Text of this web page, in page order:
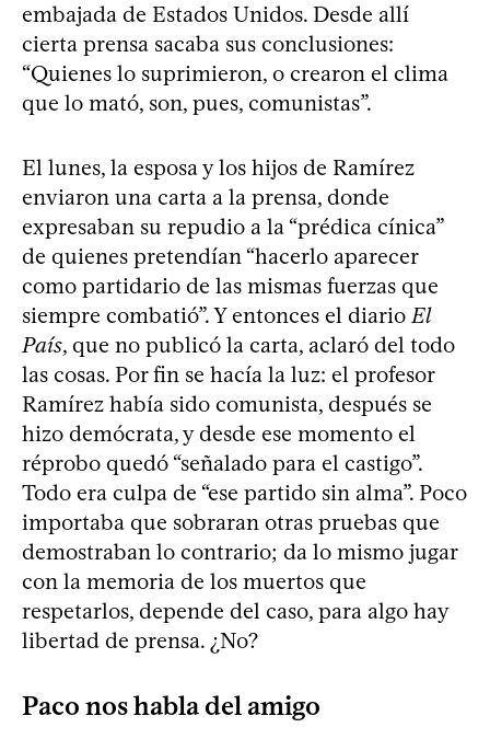
embajada de Estados Unidos. Desde allí
cierta prensa sacaba sus conclusiones:
“Quienes lo suprimieron, o crearon el clima
que lo mató, son, pues, comunistas”.
El lunes, la esposa y los hijos de Ramírez
enviaron una carta a la prensa, donde
expresaban su repudio a la “prédica cínica”
de quienes pretendían “hacerlo aparecer
como partidario de las mismas fuerzas que
siempre combatió”. Y entonces el diarioEl
País, que no publicó la carta, aclaró del todo
las cosas. Por fin se hacía la luz: el profesor
Ramírez había sido comunista, después se
hizo demócrata, y desde ese momento el
réprobo quedó “señalado para el castigo”.
Todo era culpa de “ese partido sin alma”. Poco
importaba que sobraran otras pruebas que
demostraban lo contrario; da lo mismo jugar
con la memoria de los muertos que
respetarlos, depende del caso, para algo hay
libertad de prensa. ¿No?
Paco nos habla del amigo